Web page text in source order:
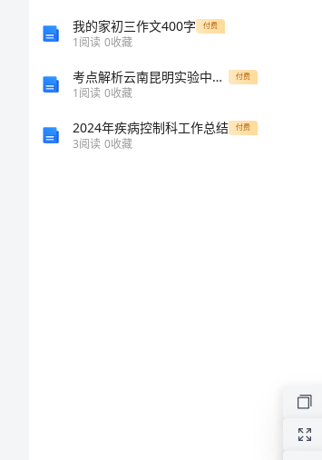
我的家初三作文400字 付费
1阅读 0收藏
考点解析云南昆明实验中学物理北师大版八年级（下册）第七章运动和力同步测评试题（详解版） 付费
1阅读 0收藏
2024年疾病控制科工作总结 付费
3阅读 0收藏